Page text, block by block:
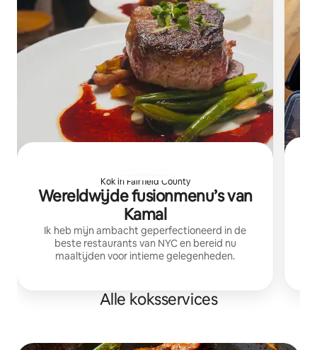
Kok in Fairfield County
Wereldwijde fusionmenu’s van
Kamal
Ik heb mijn ambacht geperfectioneerd in de
beste restaurants van NYC en bereid nu
maaltijden voor intieme gelegenheden.
Alle koksservices